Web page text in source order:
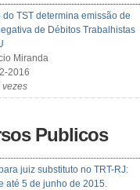
do TST determina emissão de
de Débitos Trabalhistas
Miranda
2016
vezes
Publicos
juiz substituto no TRT-RJ:
até 5 de junho de 2015.